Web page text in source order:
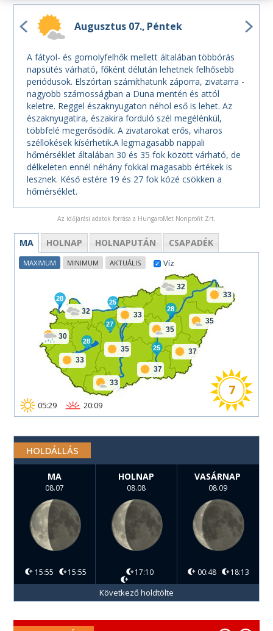
Augusztus 07. Péntek
A fátyol- és gomolyfelhők mellett általában többórás
napsütés várható, főként délután lehetnek felhősebb
periódusok. Elszórtan számíthatunk záporra, zivatarra -
nagyobb számosságban a Duna mentén és attól
keletre. Reggel északnyugaton néhol eső is lehet. Az
északnyugatira, északira forduló szél megélénkül,
többfelé megerősödik. A zivatarokat erős, viharos
széllökések kísérhetik.A legmagasabb nappali
hőmérséklet általában 30 és 35 fok között várható, de
délkeleten ennél néhány fokkal magasabb értékek is
lesznek. Késő estére 19 és 27 fok közé csökken a
hőmérséklet.
Az időjárási adatok forrása a HungaroMet Nonprofit Zrt.
MA HOLNAP HOLNAPUTÁN CSAPADÉK
32
30
33
35
33
37
35
33
32
37
35
33
28
28
27
25
25
28
05:29 20:09
7
Víz
MAXIMUM MINIMUM AKTUÁLIS
HOLDÁLLÁS
MA
08.07
15:55 15:55
HOLNAP
08.08
17:10
VASÁRNAP
08.09
00:48 18:13
Következő holdtölte